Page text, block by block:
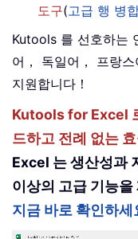
도구(고급 행 병
Kutools 를 선호하는
어， 독일어， 프랑
지원합니다！
Kutools for Excel
드하고 전례 없는
Excel 는 생산성과
이상의 고급 기능을
지금 바로 확인하세